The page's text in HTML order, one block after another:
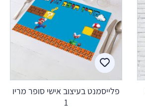
פלייסמנט בעיצוב אישי סופר מריו
1